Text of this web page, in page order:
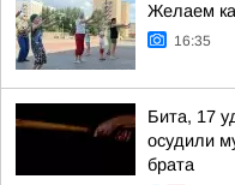
Желаем
16:35
Бита, 17
осудили
брата